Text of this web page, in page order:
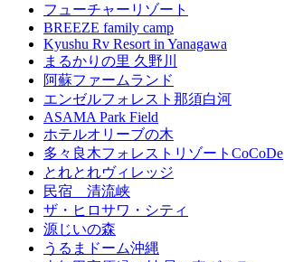
フューチャーリゾート
BREEZE family camp
Kyushu Rv Resort in Yanagawa
まるかりの里 久野川
阿蘇ファームランド
エンゼルフォレスト那須白河
ASAMA Park Field
ホテルオリーブの木
多々良木フォレストリゾートCoCoDe
とれとれヴィレッジ
民宿 清流峡
ザ・ヒロサワ・シティ
源じいの森
うるまドーム沖縄